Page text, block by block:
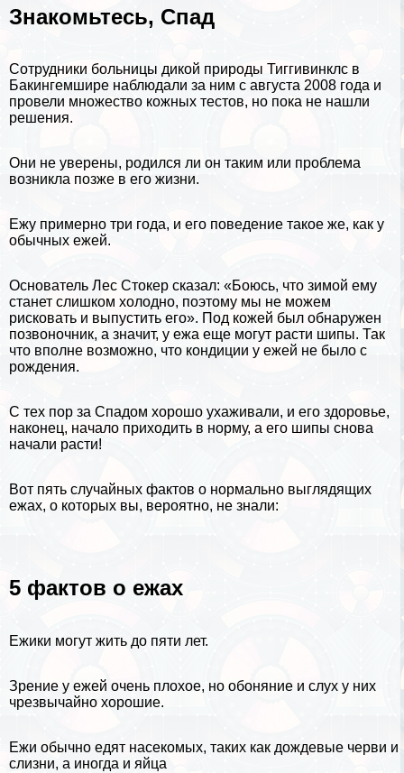
Знакомьтесь, Спад
Сотрудники больницы дикой природы Тиггивинклс в
Бакингемшире наблюдали за ним с августа 2008 года и
провели множество кожных тестов, но пока не нашли
решения.
Они не уверены, родился ли он таким или проблема
возникла позже в его жизни.
Ежу примерно три года, и его поведение такое же, как у
обычных ежей.
Основатель Лес Стокер сказал: «Боюсь, что зимой ему
станет слишком холодно, поэтому мы не можем
рисковать и выпустить его». Под кожей был обнаружен
позвоночник, а значит, у ежа еще могут расти шипы. Так
что вполне возможно, что кондиции у ежей не было с
рождения.
С тех пор за Спадом хорошо ухаживали, и его здоровье,
наконец, начало приходить в норму, а его шипы снова
начали расти!
Вот пять случайных фактов о нормально выглядящих
ежах, о которых вы, вероятно, не знали:
5 фактов о ежах
Ежики могут жить до пяти лет.
Зрение у ежей очень плохое, но обоняние и слух у них
чрезвычайно хорошие.
Ежи обычно едят насекомых, таких как дождевые черви и
слизни, а иногда и яйца